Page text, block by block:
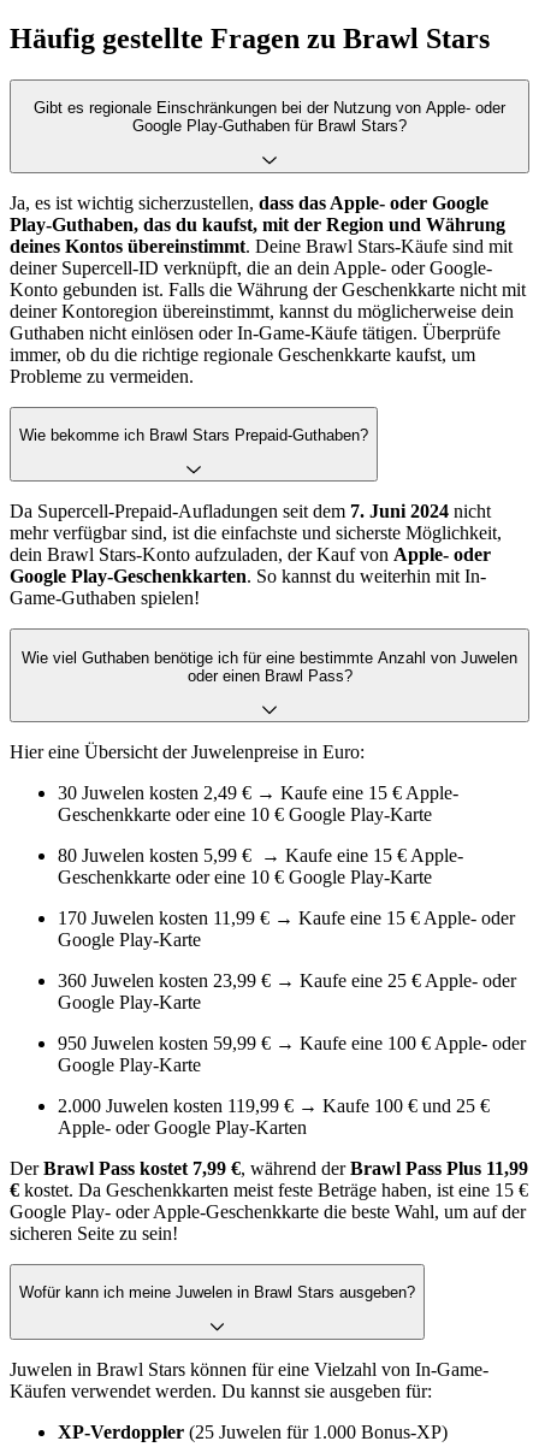
Häufig gestellte Fragen zu Brawl Stars
Gibt es regionale Einschränkungen bei der Nutzung von Apple- oder
Google Play-Guthaben für Brawl Stars?
Ja, es ist wichtig sicherzustellen, dass das Apple- oder Google
Play-Guthaben, das du kaufst, mit der Region und Währung
deines Kontos übereinstimmt. Deine Brawl Stars-Käufe sind mit
deiner Supercell-ID verknüpft, die an dein Apple- oder Google-
Konto gebunden ist. Falls die Währung der Geschenkkarte nicht mit
deiner Kontoregion übereinstimmt, kannst du möglicherweise dein
Guthaben nicht einlösen oder In-Game-Käufe tätigen. Überprüfe
immer, ob du die richtige regionale Geschenkkarte kaufst, um
Probleme zu vermeiden.
Wie bekomme ich Brawl Stars Prepaid-Guthaben?
Da Supercell-Prepaid-Aufladungen seit dem 7. Juni 2024 nicht
mehr verfügbar sind, ist die einfachste und sicherste Möglichkeit,
dein Brawl Stars-Konto aufzuladen, der Kauf von Apple- oder
Google Play-Geschenkkarten. So kannst du weiterhin mit In-
Game-Guthaben spielen!
Wie viel Guthaben benötige ich für eine bestimmte Anzahl von Juwelen
oder einen Brawl Pass?
Hier eine Übersicht der Juwelenpreise in Euro:
30 Juwelen kosten 2,49 € → Kaufe eine 15 € Apple-
Geschenkkarte oder eine 10 € Google Play-Karte
80 Juwelen kosten 5,99 € → Kaufe eine 15 € Apple-
Geschenkkarte oder eine 10 € Google Play-Karte
170 Juwelen kosten 11,99 € → Kaufe eine 15 € Apple- oder
Google Play-Karte
360 Juwelen kosten 23,99 € → Kaufe eine 25 € Apple- oder
Google Play-Karte
950 Juwelen kosten 59,99 € → Kaufe eine 100 € Apple- oder
Google Play-Karte
2.000 Juwelen kosten 119,99 € → Kaufe 100 € und 25 €
Apple- oder Google Play-Karten
DerBrawl Pass kostet 7,99 €, während derBrawl Pass Plus 11,99
€ kostet. Da Geschenkkarten meist feste Beträge haben, ist eine 15 €
Google Play- oder Apple-Geschenkkarte die beste Wahl, um auf der
sicheren Seite zu sein!
Wofür kann ich meine Juwelen in Brawl Stars ausgeben?
Juwelen in Brawl Stars können für eine Vielzahl von In-Game-
Käufen verwendet werden. Du kannst sie ausgeben für:
XP-Verdoppler (25 Juwelen für 1.000 Bonus-XP)